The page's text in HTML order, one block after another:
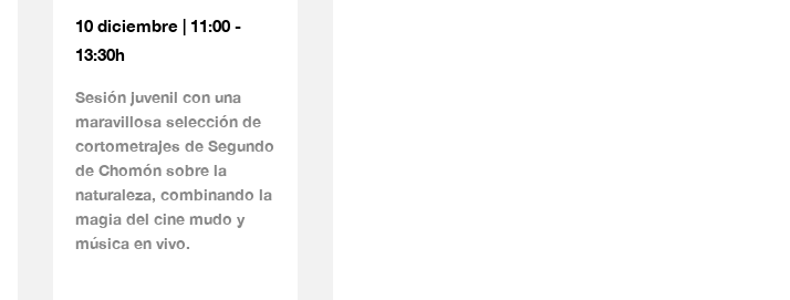
10 diciembre | 11:00 -
13:30h
Sesión juvenil con una
maravillosa selección de
cortometrajes de Segundo
de Chomón sobre la
naturaleza, combinando la
magia del cine mudo y
música en vivo.